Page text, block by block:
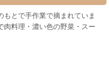
とで手作業で摘まれていま
肉料理・濃い色の野菜・スー